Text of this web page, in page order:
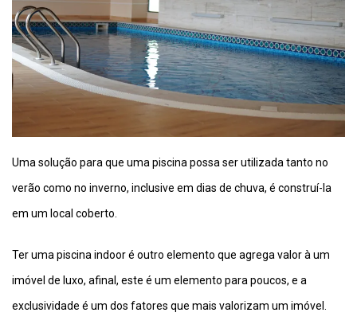
Uma solução para que uma piscina possa ser utilizada tanto no
verão como no inverno, inclusive em dias de chuva, é construí-la
em um local coberto.
Ter uma piscina indoor é outro elemento que agrega valor à um
imóvel de luxo, afinal, este é um elemento para poucos, e a
exclusividade é um dos fatores que mais valorizam um imóvel.